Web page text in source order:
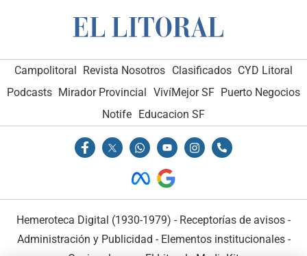
Campolitoral Revista Nosotros Clasificados CYD Litoral
Podcasts Mirador Provincial VivíMejor SF Puerto Negocios
Notife Educacion SF
Hemeroteca Digital (1930-1979) - Receptorías de avisos -
Administración y Publicidad - Elementos institucionales-